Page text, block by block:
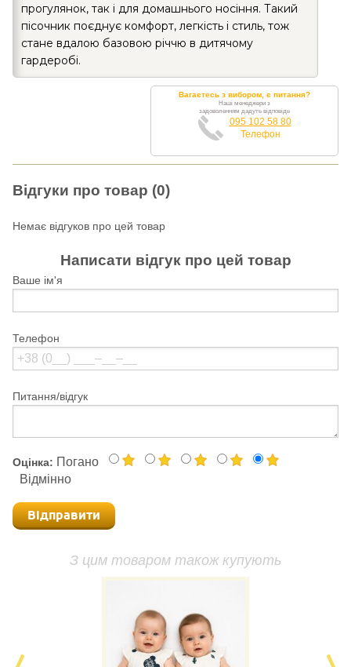
прогулянок, так і для домашнього носіння. Такий
пісочник поєднує комфорт, легкість і стиль, тож
стане вдалою базовою річчю в дитячому
гардеробі.
Вагаєтесь з вибором, є питання?
Наші менеджери з
задоволенням дадуть відповідь
095 102 58 80
Телефон
Відгуки про товар (0)
Немає відгуков про цей товар
Написати відгук про цей товар
Ваше ім'я
Телефон
Питання/відгук
Оцінка: Погано
Відмінно
Відправити
З цим товаром також купують